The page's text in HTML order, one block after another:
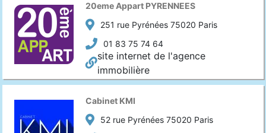
20eme Appart PYRENNEES
251 rue Pyrénées 75020 Paris
01 83 75 74 64
site internet de l'agence
immobilière
Cabinet KMI
52 rue Pyrénées 75020 Paris